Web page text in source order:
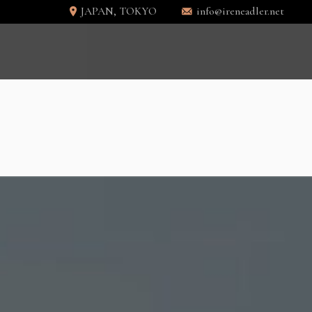
JAPAN, TOKYO info@ireneadler.net